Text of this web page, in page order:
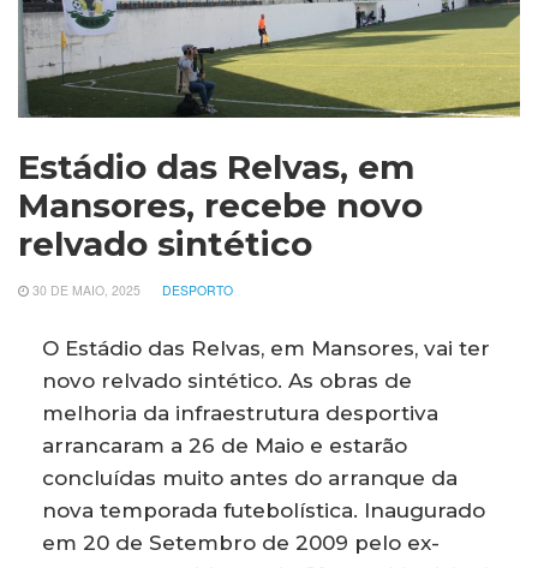
Estádio das Relvas, em
Mansores, recebe novo
relvado sintético
30 DE MAIO, 2025 DESPORTO
O Estádio das Relvas, em Mansores, vai ter
novo relvado sintético. As obras de
melhoria da infraestrutura desportiva
arrancaram a 26 de Maio e estarão
concluídas muito antes do arranque da
nova temporada futebolística. Inaugurado
em 20 de Setembro de 2009 pelo ex-